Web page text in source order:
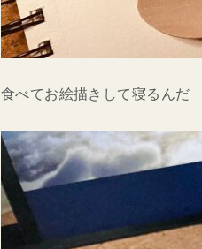
食べてお絵描きして寝るんだ